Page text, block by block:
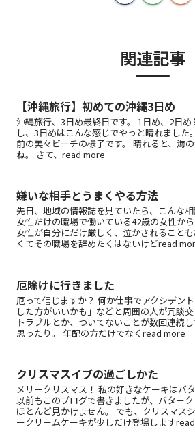
関連記事
【沖縄旅行】初めての沖縄3日め
沖縄旅行、3日め最終日です。 1日め、2日
し、3日めはこんな感じでやっと晴れました
前の美々ビーチの様子です。 晴れると、海
ね。 さて、read more
嫌いな相手とうまくやる方法
先日、地域の情報誌を見ていたら、こんな相
女性だけの職場で働いている42歳の女性か
女性が自分にだけ厳しく、泣かされること
くてその職場を辞めたくはないけどread
厄除けに行きました
厄って信じますか？ 何か仕事でアクシデン
した方がいいかも」などと周囲の人が冗談
トラブルとか、ついてないことが数回連続
思ったり。 年配の方だけでなくread more
クリスマスイブの過ごしかた
メリークリスマス！ 私の好きなケーキはバ
以前もこのブログで書きましたが、バター
ほとんど見かけません。 でも、クリスマス
ークリームケーキが少しだけ登場します